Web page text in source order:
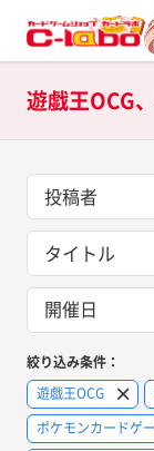
投稿者
タイトル
絞り込み条件：
遊戯王OCG
ポケモンカードゲ